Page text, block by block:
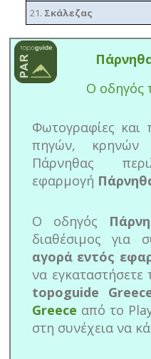
21. Σκάλεζας
Ο οδηγός
Φωτογραφίες και
πηγών, κρηνών
Πάρνηθας
εφαρμογή
Ο οδηγός
διαθέσιμος για
αγορά εντός
να
topoguide
Greece από το
στη συνέχεια να